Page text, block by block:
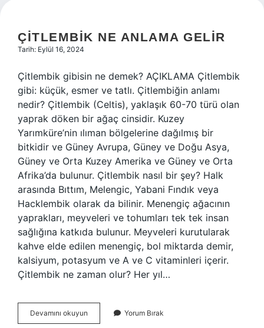
ÇITLEMBIK NE ANLAMA GELIR
Tarih: Eylül 16, 2024
Çitlembik gibisin ne demek? AÇIKLAMA Çitlembik
gibi: küçük, esmer ve tatlı. Çitlembiğin anlamı
nedir? Çitlembik (Celtis), yaklaşık 60-70 türü olan
yaprak döken bir ağaç cinsidir. Kuzey
Yarımküre’nin ılıman bölgelerine dağılmış bir
bitkidir ve Güney Avrupa, Güney ve Doğu Asya,
Güney ve Orta Kuzey Amerika ve Güney ve Orta
Afrika’da bulunur. Çitlembik nasıl bir şey? Halk
arasında Bıttım, Melengic, Yabani Fındık veya
Hacklembik olarak da bilinir. Menengiç ağacının
yaprakları, meyveleri ve tohumları tek tek insan
sağlığına katkıda bulunur. Meyveleri kurutularak
kahve elde edilen menengiç, bol miktarda demir,
kalsiyum, potasyum ve A ve C vitaminleri içerir.
Çitlembik ne zaman olur? Her yıl…
Devamını okuyun Çitlembik
Ne
Yorum Bırak